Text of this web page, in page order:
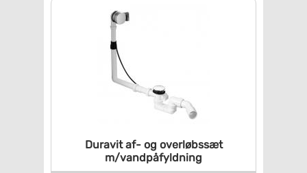
Duravit af- og overløbssæt
m/vandpåfyldning